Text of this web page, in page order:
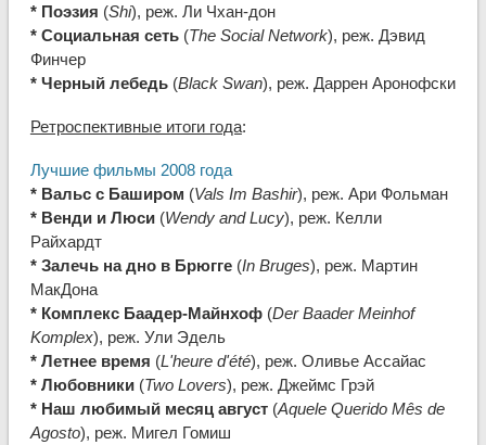
* Поэзия (Shi), реж. Ли Чхан-дон
* Социальная сеть(The Social Network), реж. Дэвид
Финчер
* Черный лебедь(Black Swan), реж. Даррен Аронофски
Ретроспективные итоги года:
Лучшие фильмы 2008 года
* Вальс с Баширом (Vals Im Bashir), реж. Ари Фольман
* Венди и Люси(Wendy and Lucy), реж. Келли
Райхардт
* Залечь на дно в Брюгге(In Bruges), реж. Мартин
МакДона
* Комплекс Баадер-Майнхоф(Der Baader Meinhof
Komplex), реж. Ули Эдель
* Летнее время (L'heure d'été), реж. Оливье Ассайас
* Любовники(Two Lovers), реж. Джеймс Грэй
* Наш любимый месяц август(Aquele Querido Mês de
Agosto), реж. Мигел Гомиш